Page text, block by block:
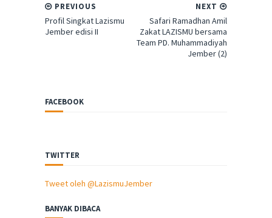
NEXT
Safari Ramadhan Amil
Zakat LAZISMU bersama
Team PD. Muhammadiyah
Jember (2)
PREVIOUS
Profil Singkat Lazismu
Jember edisi II
FACEBOOK
TWITTER
Tweet oleh @LazismuJember
BANYAK DIBACA